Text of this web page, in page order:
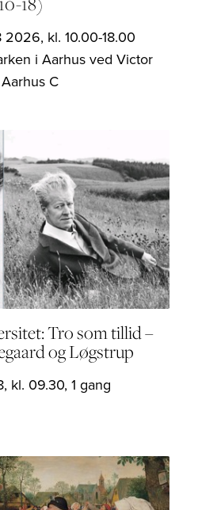
kl. 10.00-18.00
i Aarhus ved Victor
C
Tro som tillid –
og Løgstrup
kl. 09.30, 1 gang